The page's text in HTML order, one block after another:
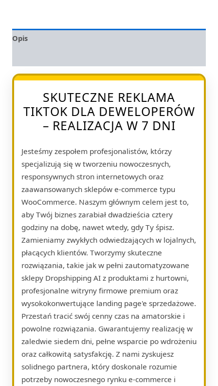
Opis
SKUTECZNE REKLAMA
TIKTOK DLA DEWELOPERÓW
– REALIZACJA W 7 DNI
Jesteśmy zespołem profesjonalistów, którzy
specjalizują się w tworzeniu nowoczesnych,
responsywnych stron internetowych oraz
zaawansowanych sklepów e-commerce typu
WooCommerce. Naszym głównym celem jest to,
aby Twój biznes zarabiał dwadzieścia cztery
godziny na dobę, nawet wtedy, gdy Ty śpisz.
Zamieniamy zwykłych odwiedzających w lojalnych,
płacących klientów. Tworzymy skuteczne
rozwiązania, takie jak w pełni zautomatyzowane
sklepy Dropshipping AI z produktami z hurtowni,
profesjonalne witryny firmowe premium oraz
wysokokonwertujące landing page'e sprzedażowe.
Przestań tracić swój cenny czas na amatorskie i
powolne rozwiązania. Gwarantujemy realizację w
zaledwie siedem dni, pełne wsparcie po wdrożeniu
oraz całkowitą satysfakcję. Z nami zyskujesz
solidnego partnera, który doskonale rozumie
potrzeby nowoczesnego rynku e-commerce i